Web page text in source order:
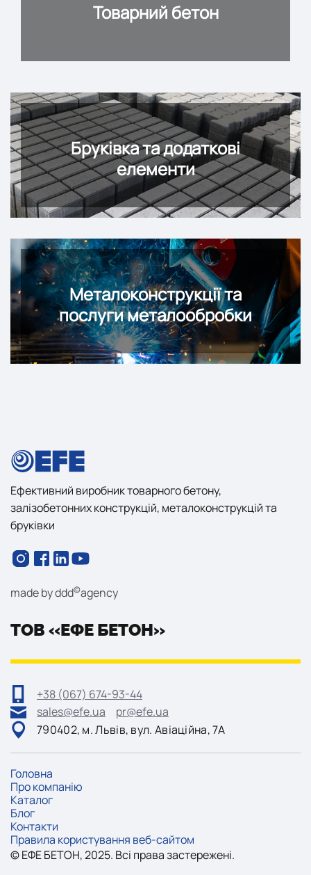
Товарний бетон
Бруківка та додаткові
елементи
Металоконструкції та
послуги металообробки
ТОВ «ЕФЕ БЕТОН»
+38 (067) 674-93-44
sales@efe.ua
pr@efe.ua
790402, м. Львів, вул. Авіаційна, 7А
Ефективний виробник товарного бетону,
залізобетонних конструкцій, металоконструкцій та
бруківки
made byddd©agency
©ЕФEБЕТОН, 2025. Всі права застережені.
Головна
Про компанію
Каталог
Блог
Контакти
Правила користування веб-сайтом